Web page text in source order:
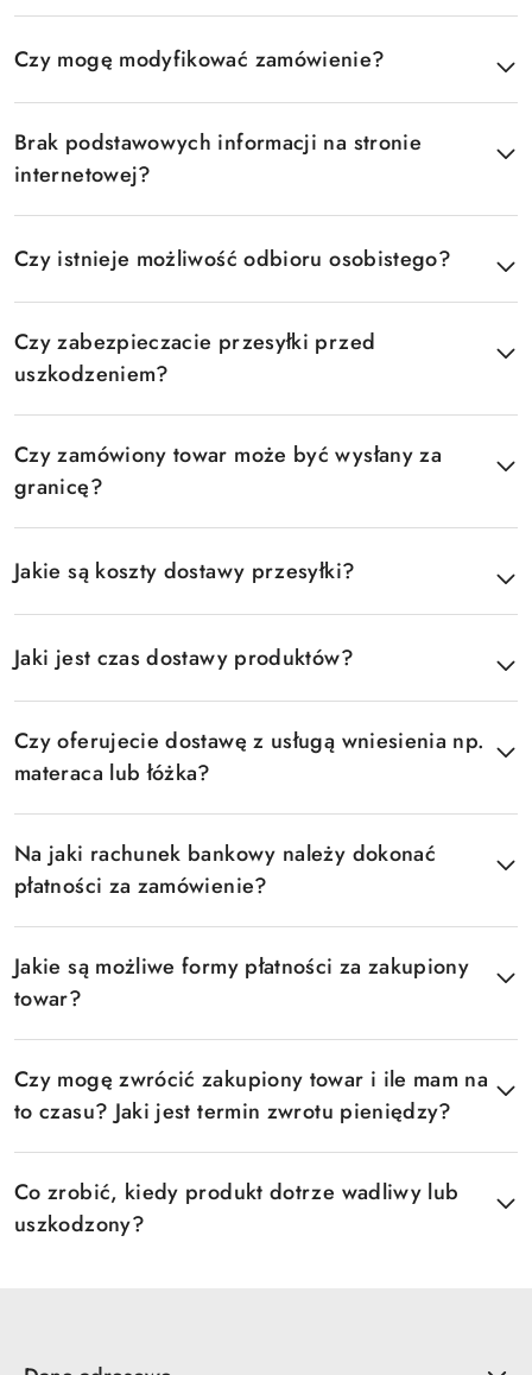
Czy mogę modyfikować zamówienie?
Brak podstawowych informacji na stronie
internetowej?
Czy istnieje możliwość odbioru osobistego?
Czy zabezpieczacie przesyłki przed
uszkodzeniem?
Czy zamówiony towar może być wysłany za
granicę?
Jakie są koszty dostawy przesyłki?
Jaki jest czas dostawy produktów?
Czy oferujecie dostawę z usługą wniesienia np.
materaca lub łóżka?
Na jaki rachunek bankowy należy dokonać
płatności za zamówienie?
Jakie są możliwe formy płatności za zakupiony
towar?
Czy mogę zwrócić zakupiony towar i ile mam na
to czasu? Jaki jest termin zwrotu pieniędzy?
Co zrobić, kiedy produkt dotrze wadliwy lub
uszkodzony?